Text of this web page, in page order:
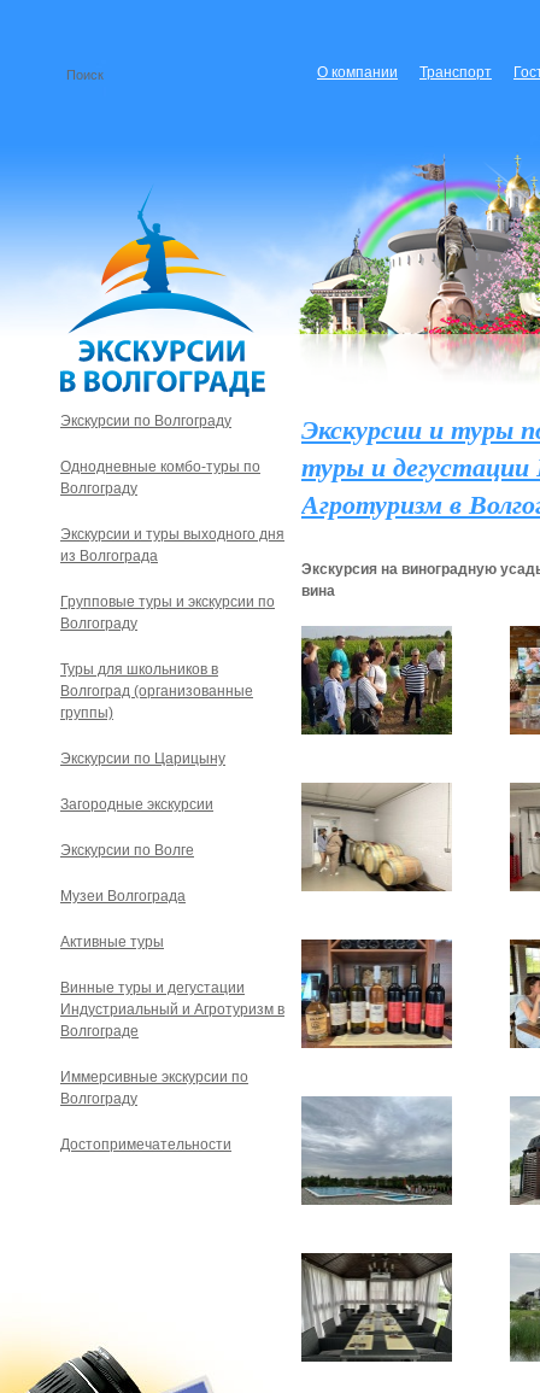
О компании Транспорт
Экскурсии и туры
туры и
Агротуризм в
Экскурсия на виноградную
вина
Экскурсии по Волгограду
Однодневные комбо-туры по
Волгограду
Экскурсии и туры выходного дня
из Волгограда
Групповые туры и экскурсии по
Волгограду
Туры для школьников в
Волгоград (организованные
группы)
Экскурсии по Царицыну
Загородные экскурсии
Экскурсии по Волге
Музеи Волгограда
Активные туры
Винные туры и дегустации
Индустриальный и Агротуризм в
Волгограде
Иммерсивные экскурсии по
Волгограду
Достопримечательности